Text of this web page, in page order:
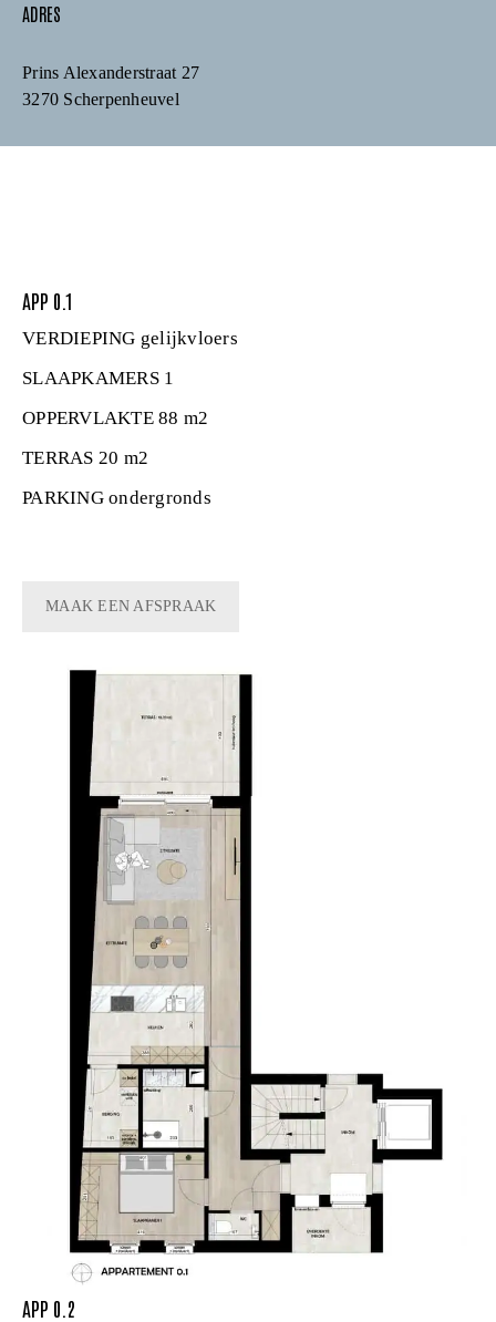
ADRES
Prins Alexanderstraat 27
3270 Scherpenheuvel
APP 0.1
VERDIEPING gelijkvloers
SLAAPKAMERS 1
OPPERVLAKTE 88 m2
TERRAS 20 m2
PARKING ondergronds
MAAK EEN AFSPRAAK
APP 0.2